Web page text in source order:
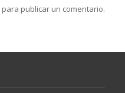
para publicar un comentario.